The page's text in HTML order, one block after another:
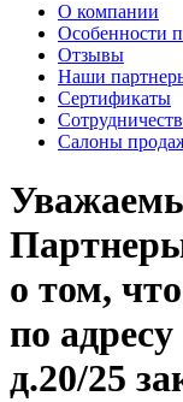
О компании
Особенности
Отзывы
Наши
Сертификаты
Салоны
о том,
по
д.20/25